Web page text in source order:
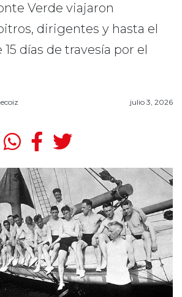
Verde viajaron
dirigentes y hasta el
días de travesía por el
julio 3, 2026